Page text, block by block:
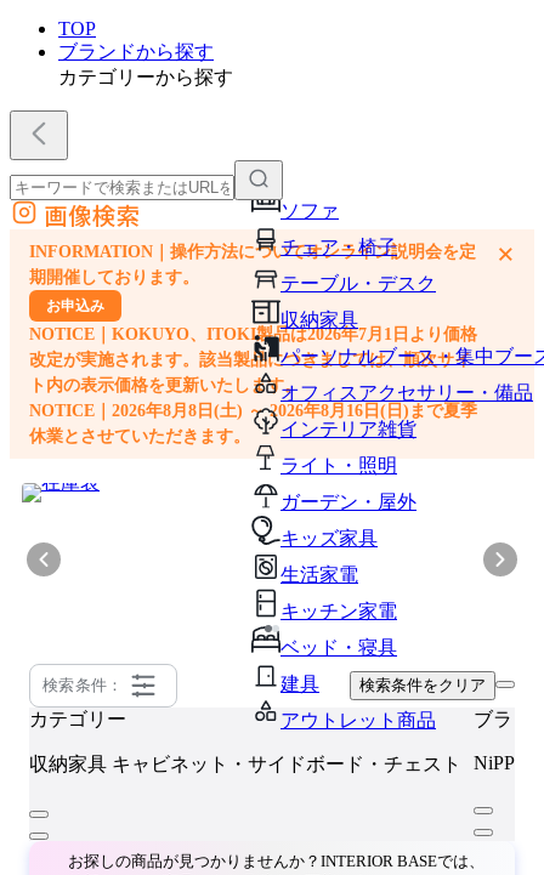
TOP
ブランドから探す
カテゴリーから探す
ソファ
チェア・椅子
テーブル・デスク
収納家具
パーソナルブース・集中ブー
オフィスアクセサリー・備品
インテリア雑貨
ライト・照明
ガーデン・屋外
キッズ家具
生活家電
キッチン家電
ベッド・寝具
建具
アウトレット商品
外部サイトの商品をカートに追加
他のサイトで見つけた商品ページのURLを貼り付けて、カートに追加できます
画像検索
INFORMATION｜操作方法についてオンライン説明会を定
期開催しております。
お申込み
NOTICE｜KOKUYO、ITOKI製品は2026年7月1日より価格
改定が実施されます。該当製品につきましては、順次サイ
ト内の表示価格を更新いたします。
NOTICE｜2026年8月8日(土) ～ 2026年8月16日(日)まで夏季
休業とさせていただきます。
×
検索条件： 検索条件をクリア
カテゴリー
収納家具 キャビネット・サイドボード・チェスト
ブラン
お探しの商品が見つかりませんか？INTERIOR BASEでは、